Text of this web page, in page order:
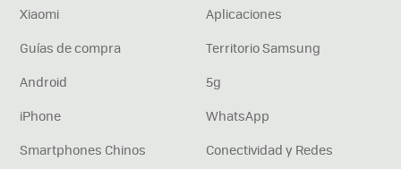
Xiaomi
Aplicaciones
Guías de compra
Territorio Samsung
Android
5g
iPhone
WhatsApp
Smartphones Chinos
Conectividad y Redes